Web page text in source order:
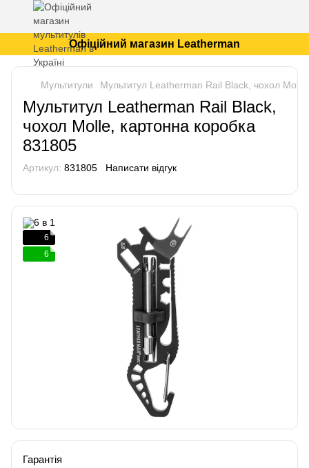
Офіційний магазин Leatherman
Мультитули Мультитул Leatherman Rail Black, чохол
Мультитул Leatherman Rail Black,
чохол Molle, картонна коробка
831805
Артикул: 831805 Написати відгук
6
6
Гарантія